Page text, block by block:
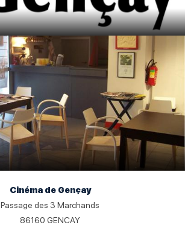
Cinéma de Gençay
Passage des 3 Marchands
86160 GENCAY